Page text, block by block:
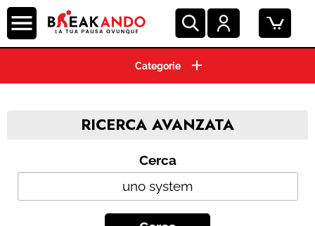
CIALDE ESE 44 MM
MACCHINE ESPRESSO
BEVANDE E SOLUBILI
RICERCA AVANZATA
Cerca